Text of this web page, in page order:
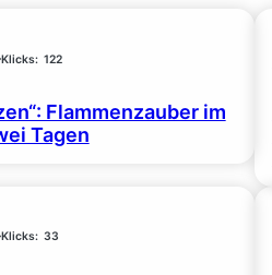
Klicks: 122
Flammenzauber im
Tagen
Klicks: 33